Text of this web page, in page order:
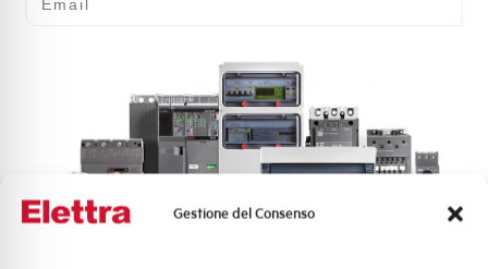
Gestione del Consenso
PULSANTE AEG Elfa 16A
1NC
TV0116